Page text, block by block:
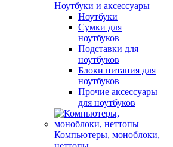
Ноутбуки и аксессуары
Ноутбуки
Сумки для
ноутбуков
Подставки для
ноутбуков
Блоки питания для
ноутбуков
Прочие аксессуары
для ноутбуков
Компьютеры, моноблоки,